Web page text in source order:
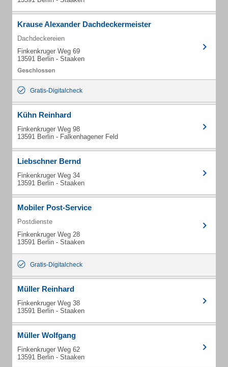
Krause Alexander Dachdeckermeister
Dachdeckereien
Finkenkruger Weg 69
13591 Berlin - Staaken
Gratis-Digitalcheck
Kühn Reinhard
Finkenkruger Weg 98
13591 Berlin - Falkenhagener Feld
Liebschner Bernd
Finkenkruger Weg 34
13591 Berlin - Staaken
Mobiler Post-Service
Postdienste
Finkenkruger Weg 28
13591 Berlin - Staaken
Gratis-Digitalcheck
Müller Reinhard
Finkenkruger Weg 38
13591 Berlin - Staaken
Müller Wolfgang
Finkenkruger Weg 62
13591 Berlin - Staaken